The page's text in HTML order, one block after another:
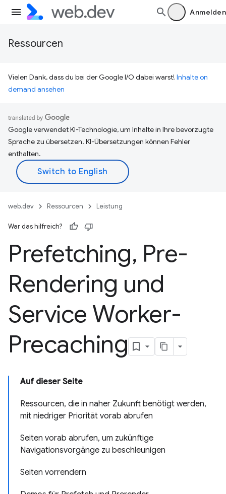
Anmelden
Ressourcen
Vielen Dank, dass du bei der Google I/O dabei warst! Inhalte on
demand ansehen
Google verwendet KI-Technologie, um Inhalte in Ihre bevorzugte
Sprache zu übersetzen. KI-Übersetzungen können Fehler
enthalten.
web.dev Ressourcen Leistung
War das hilfreich?
Prefetching, Pre-
Rendering und
Service Worker-
Precaching
Auf dieser Seite
Ressourcen, die in naher Zukunft benötigt werden,
mit niedriger Priorität vorab abrufen
Seiten vorab abrufen, um zukünftige
Navigationsvorgänge zu beschleunigen
Seiten vorrendern